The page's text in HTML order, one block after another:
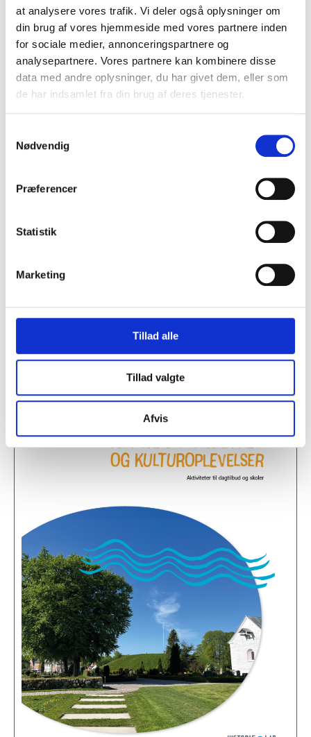
at analysere vores trafik. Vi deler også oplysninger om
din brug af vores hjemmeside med vores partnere inden
for sociale medier, annonceringspartnere og
analysepartnere. Vores partnere kan kombinere disse
data med andre oplysninger, du har givet dem, eller som
de har indsamlet fra din brug af deres tjenester.
Nødvendig
Præferencer
Statistik
Marketing
Tillad alle
Tillad valgte
Afvis
engang var her, og de fortællinger stedet gemmer på.
Klik her for at downloade aktivitet (PDF)
Aktivitetshæfte
Vi har samlet alle aktiviteter i et hæfte inkl. en vejledning til
lærere og pædagoger. Den kan du downloade i en
Download hæfte med vejledning (PDF)